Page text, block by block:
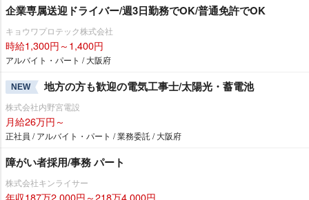
企業専属送迎ドライバー/週3日勤務でOK/普通免許でOK
キョウワプロテック株式会社
時給1,300円～1,400円
アルバイト・パート / 大阪府
NEW 地方の方も歓迎の電気工事士/太陽光・蓄電池
株式会社内野宮電設
月給26万円～
正社員 / アルバイト・パート / 業務委託 / 大阪府
障がい者採用/事務 パート
株式会社キンライサー
年収187万2,000円～218万4,000円